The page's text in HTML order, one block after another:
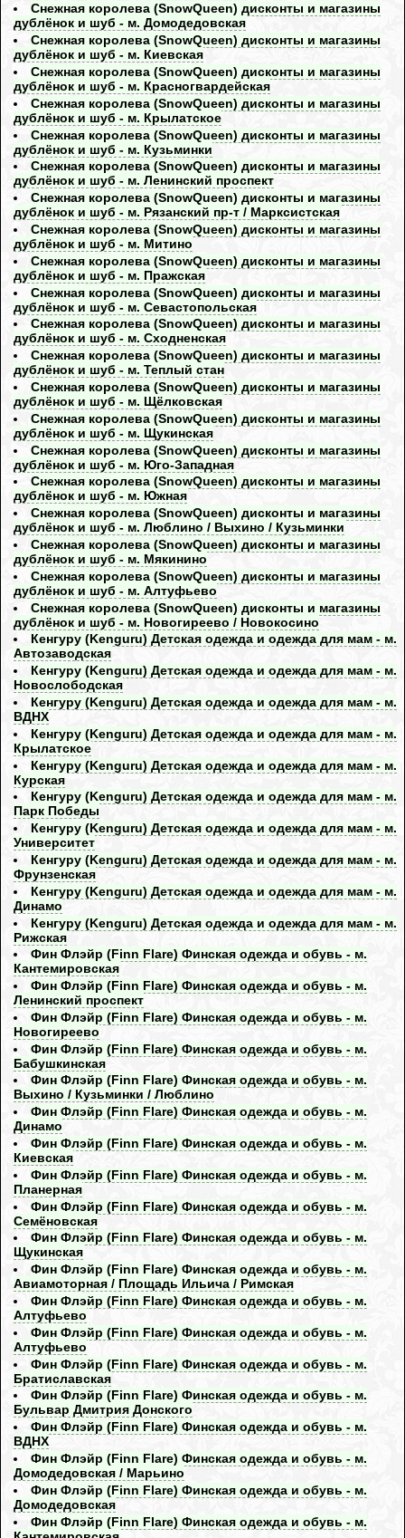
Снежная королева (SnowQueen) дисконты и магазины
дублёнок и шуб - м. Домодедовская
Снежная королева (SnowQueen) дисконты и магазины
дублёнок и шуб - м. Киевская
Снежная королева (SnowQueen) дисконты и магазины
дублёнок и шуб - м. Красногвардейская
Снежная королева (SnowQueen) дисконты и магазины
дублёнок и шуб - м. Крылатское
Снежная королева (SnowQueen) дисконты и магазины
дублёнок и шуб - м. Кузьминки
Снежная королева (SnowQueen) дисконты и магазины
дублёнок и шуб - м. Ленинский проспект
Снежная королева (SnowQueen) дисконты и магазины
дублёнок и шуб - м. Рязанский пр-т / Марксистская
Снежная королева (SnowQueen) дисконты и магазины
дублёнок и шуб - м. Митино
Снежная королева (SnowQueen) дисконты и магазины
дублёнок и шуб - м. Пражская
Снежная королева (SnowQueen) дисконты и магазины
дублёнок и шуб - м. Севастопольская
Снежная королева (SnowQueen) дисконты и магазины
дублёнок и шуб - м. Сходненская
Снежная королева (SnowQueen) дисконты и магазины
дублёнок и шуб - м. Теплый стан
Снежная королева (SnowQueen) дисконты и магазины
дублёнок и шуб - м. Щёлковская
Снежная королева (SnowQueen) дисконты и магазины
дублёнок и шуб - м. Щукинская
Снежная королева (SnowQueen) дисконты и магазины
дублёнок и шуб - м. Юго-Западная
Снежная королева (SnowQueen) дисконты и магазины
дублёнок и шуб - м. Южная
Снежная королева (SnowQueen) дисконты и магазины
дублёнок и шуб - м. Люблино / Выхино / Кузьминки
Снежная королева (SnowQueen) дисконты и магазины
дублёнок и шуб - м. Мякинино
Снежная королева (SnowQueen) дисконты и магазины
дублёнок и шуб - м. Алтуфьево
Снежная королева (SnowQueen) дисконты и магазины
дублёнок и шуб - м. Новогиреево / Новокосино
Кенгуру (Kenguru) Детская одежда и одежда для мам - м.
Автозаводская
Кенгуру (Kenguru) Детская одежда и одежда для мам - м.
Новослободская
Кенгуру (Kenguru) Детская одежда и одежда для мам - м.
ВДНХ
Кенгуру (Kenguru) Детская одежда и одежда для мам - м.
Крылатское
Кенгуру (Kenguru) Детская одежда и одежда для мам - м.
Курская
Кенгуру (Kenguru) Детская одежда и одежда для мам - м.
Парк Победы
Кенгуру (Kenguru) Детская одежда и одежда для мам - м.
Университет
Кенгуру (Kenguru) Детская одежда и одежда для мам - м.
Фрунзенская
Кенгуру (Kenguru) Детская одежда и одежда для мам - м.
Динамо
Кенгуру (Kenguru) Детская одежда и одежда для мам - м.
Рижская
Фин Флэйр (Finn Flare) Финская одежда и обувь - м.
Кантемировская
Фин Флэйр (Finn Flare) Финская одежда и обувь - м.
Ленинский проспект
Фин Флэйр (Finn Flare) Финская одежда и обувь - м.
Новогиреево
Фин Флэйр (Finn Flare) Финская одежда и обувь - м.
Бабушкинская
Фин Флэйр (Finn Flare) Финская одежда и обувь - м.
Выхино / Кузьминки / Люблино
Фин Флэйр (Finn Flare) Финская одежда и обувь - м.
Динамо
Фин Флэйр (Finn Flare) Финская одежда и обувь - м.
Киевская
Фин Флэйр (Finn Flare) Финская одежда и обувь - м.
Планерная
Фин Флэйр (Finn Flare) Финская одежда и обувь - м.
Семёновская
Фин Флэйр (Finn Flare) Финская одежда и обувь - м.
Щукинская
Фин Флэйр (Finn Flare) Финская одежда и обувь - м.
Авиамоторная / Площадь Ильича / Римская
Фин Флэйр (Finn Flare) Финская одежда и обувь - м.
Алтуфьево
Фин Флэйр (Finn Flare) Финская одежда и обувь - м.
Алтуфьево
Фин Флэйр (Finn Flare) Финская одежда и обувь - м.
Братиславская
Фин Флэйр (Finn Flare) Финская одежда и обувь - м.
Бульвар Дмитрия Донского
Фин Флэйр (Finn Flare) Финская одежда и обувь - м.
ВДНХ
Фин Флэйр (Finn Flare) Финская одежда и обувь - м.
Домодедовская / Марьино
Фин Флэйр (Finn Flare) Финская одежда и обувь - м.
Домодедовская
Фин Флэйр (Finn Flare) Финская одежда и обувь - м.